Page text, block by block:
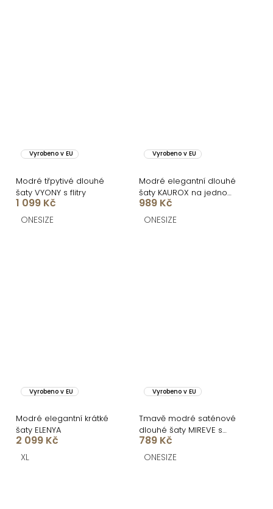
Vyrobeno v EU
Modré třpytivé dlouhé
šaty VYONY s flitry
1 099 Kč
ONESIZE
Vyrobeno v EU
Modré elegantní dlouhé
šaty KAUROX na jedno
rameno
989 Kč
ONESIZE
Vyrobeno v EU
Modré elegantní krátké
šaty ELENYA
2 099 Kč
XL
Vyrobeno v EU
Tmavě modré saténové
dlouhé šaty MIREVE s
odhalenými zády
789 Kč
ONESIZE